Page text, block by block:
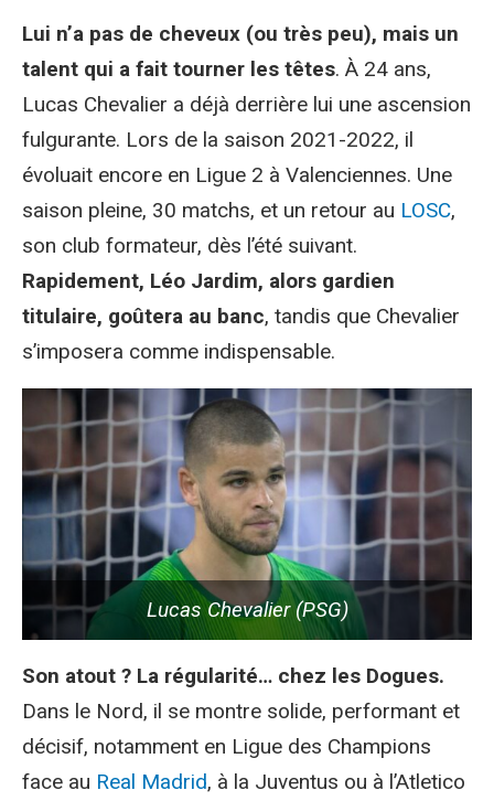
Lui n’a pas de cheveux (ou très peu), mais un
talent qui a fait tourner les têtes. À 24 ans,
Lucas Chevalier a déjà derrière lui une ascension
fulgurante. Lors de la saison 2021-2022, il
évoluait encore en Ligue 2 à Valenciennes. Une
saison pleine, 30 matchs, et un retour au LOSC,
son club formateur, dès l’été suivant.
Rapidement, Léo Jardim, alors gardien
titulaire, goûtera au banc, tandis que Chevalier
s’imposera comme indispensable.
Lucas Chevalier (PSG)
Son atout ? La régularité… chez les Dogues.
Dans le Nord, il se montre solide, performant et
décisif, notamment en Ligue des Champions
face au Real Madrid, à la Juventus ou à l’Atletico